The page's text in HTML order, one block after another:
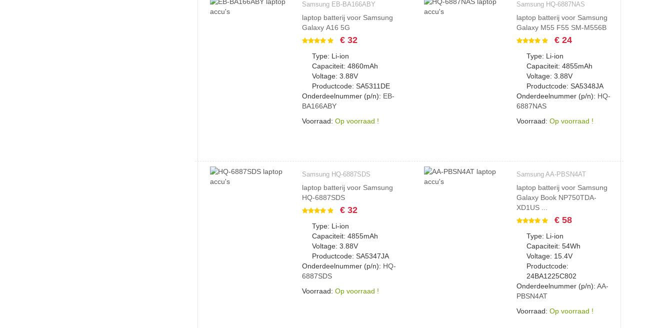
Samsung EB-BA166ABY
laptop batterij voor Samsung
Galaxy A16 5G
€ 32
Type: Li-ion
Capaciteit: 4860mAh
Voltage: 3.88V
Productcode: SA5311DE
Onderdeelnummer (p/n): EB-
BA166ABY
Voorraad: Op voorraad !
Samsung HQ-6887NAS
laptop batterij voor Samsung
Galaxy M55 F55 SM-M556B
€ 24
Type: Li-ion
Capaciteit: 4855mAh
Voltage: 3.88V
Productcode: SA5348JA
Onderdeelnummer (p/n): HQ-
6887NAS
Voorraad: Op voorraad !
Samsung HQ-6887SDS
laptop batterij voor Samsung
HQ-6887SDS
€ 32
Type: Li-ion
Capaciteit: 4855mAh
Voltage: 3.88V
Productcode: SA5347JA
Onderdeelnummer (p/n): HQ-
6887SDS
Voorraad: Op voorraad !
Samsung AA-PBSN4AT
laptop batterij voor Samsung
Galaxy Book NP750TDA-
XD1US ...
€ 58
Type: Li-ion
Capaciteit: 54Wh
Voltage: 15.4V
Productcode:
24BA1225C802
Onderdeelnummer (p/n): AA-
PBSN4AT
Voorraad: Op voorraad !